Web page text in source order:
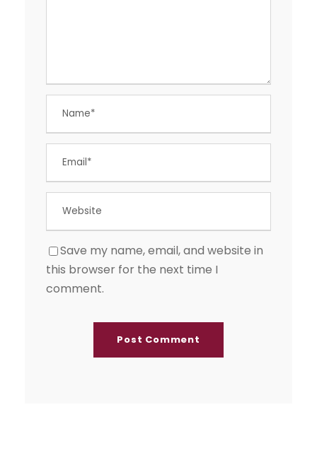
Save my name, email, and website in
this browser for the next time I
comment.